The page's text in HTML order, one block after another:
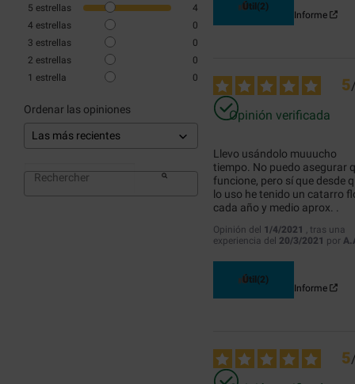
5 estrellas
4
4 estrellas
0
3 estrellas
0
2 estrellas
0
1 estrella 0
Ordenar las opiniones
Útil (2)
Informe
5
Opinión verificada
Llevo usándolo muuucho
tiempo. No puedo asegurar
funcione, pero sí que desde
lo uso he tenido un catarro
cada año y medio aprox. .
Opinión del 1/4/2021 , tras una
experiencia del 20/3/2021 por
Útil (2)
Informe
5